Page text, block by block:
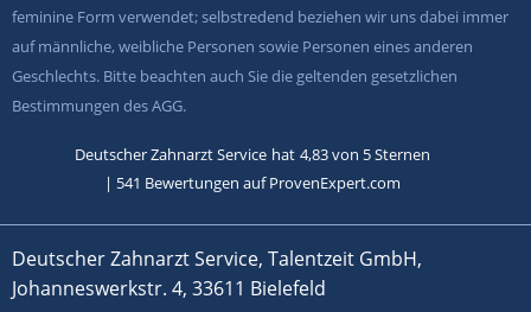
feminine Form verwendet; selbstredend beziehen wir uns dabei immer
auf männliche, weibliche Personen sowie Personen eines anderen
Geschlechts. Bitte beachten auch Sie die geltenden gesetzlichen
Bestimmungen des AGG.
Deutscher Zahnarzt Service hat 4,83von 5Sternen
| 541 Bewertungen auf ProvenExpert.com
Deutscher Zahnarzt Service, Talentzeit GmbH,
Johanneswerkstr. 4, 33611 Bielefeld